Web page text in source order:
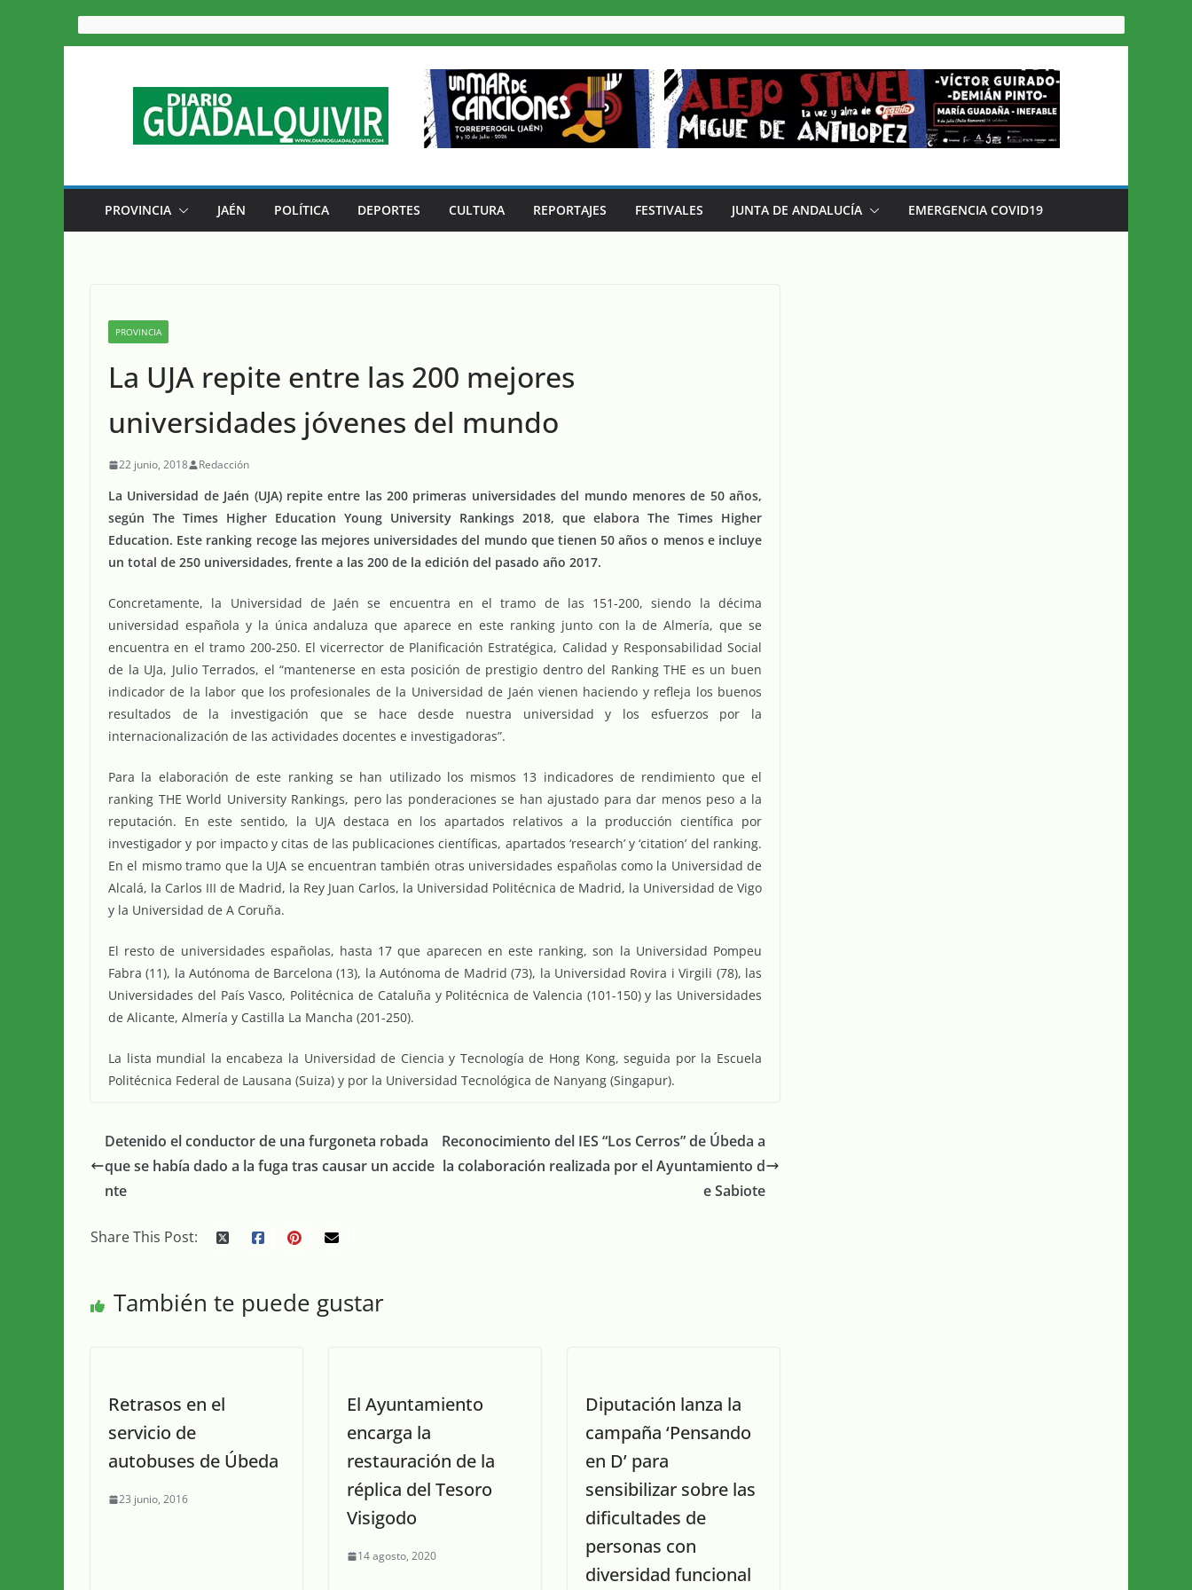
Saltar
al
PROVINCIA JAÉN POLÍTICA DEPORTES CULTURA REPORTAJES FESTIVALES JUNTA DE ANDALUCÍA EMERGENCIA COVID19
PROVINCIA
La UJA repite entre las 200 mejores
universidades jóvenes del mundo
22 junio, 2018 Redacción
La Universidad de Jaén (UJA) repite entre las 200 primeras universidades del mundo menores de 50 años,
según The Times Higher Education Young University Rankings 2018, que elabora The Times Higher
Education. Este ranking recoge las mejores universidades del mundo que tienen 50 años o menos e incluye
un total de 250 universidades, frente a las 200 de la edición del pasado año 2017.
Concretamente, la Universidad de Jaén se encuentra en el tramo de las 151-200, siendo la décima
universidad española y la única andaluza que aparece en este ranking junto con la de Almería, que se
encuentra en el tramo 200-250. El vicerrector de Planificación Estratégica, Calidad y Responsabilidad Social
de la UJa, Julio Terrados, el “mantenerse en esta posición de prestigio dentro del Ranking THE es un buen
indicador de la labor que los profesionales de la Universidad de Jaén vienen haciendo y refleja los buenos
resultados de la investigación que se hace desde nuestra universidad y los esfuerzos por la
internacionalización de las actividades docentes e investigadoras”.
Para la elaboración de este ranking se han utilizado los mismos 13 indicadores de rendimiento que el
ranking THE World University Rankings, pero las ponderaciones se han ajustado para dar menos peso a la
reputación. En este sentido, la UJA destaca en los apartados relativos a la producción científica por
investigador y por impacto y citas de las publicaciones científicas, apartados ‘research’ y ‘citation’ del ranking.
En el mismo tramo que la UJA se encuentran también otras universidades españolas como la Universidad de
Alcalá, la Carlos III de Madrid, la Rey Juan Carlos, la Universidad Politécnica de Madrid, la Universidad de Vigo
y la Universidad de A Coruña.
El resto de universidades españolas, hasta 17 que aparecen en este ranking, son la Universidad Pompeu
Fabra (11), la Autónoma de Barcelona (13), la Autónoma de Madrid (73), la Universidad Rovira i Virgili (78), las
Universidades del País Vasco, Politécnica de Cataluña y Politécnica de Valencia (101-150) y las Universidades
de Alicante, Almería y Castilla La Mancha (201-250).
La lista mundial la encabeza la Universidad de Ciencia y Tecnología de Hong Kong, seguida por la Escuela
Politécnica Federal de Lausana (Suiza) y por la Universidad Tecnológica de Nanyang (Singapur).
Detenido el conductor de una furgoneta robada
que se había dado a la fuga tras causar un accide
nte
Reconocimiento del IES “Los Cerros” de Úbeda a
la colaboración realizada por el Ayuntamiento d
e Sabiote
Share This Post:
También te puede gustar
Retrasos en el
servicio de
autobuses de Úbeda
23 junio, 2016
El Ayuntamiento
encarga la
restauración de la
réplica del Tesoro
Visigodo
14 agosto, 2020
Diputación lanza la
campaña ‘Pensando
en D’ para
sensibilizar sobre las
dificultades de
personas con
diversidad funcional